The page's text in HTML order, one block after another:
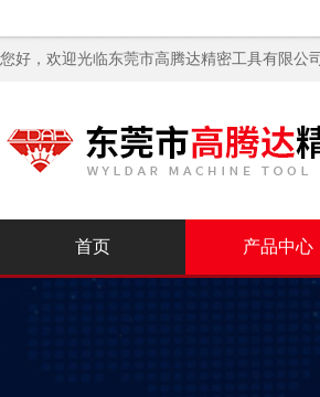
您好，欢迎光临东莞市高腾达精密工具有限公司
首页 产品中心